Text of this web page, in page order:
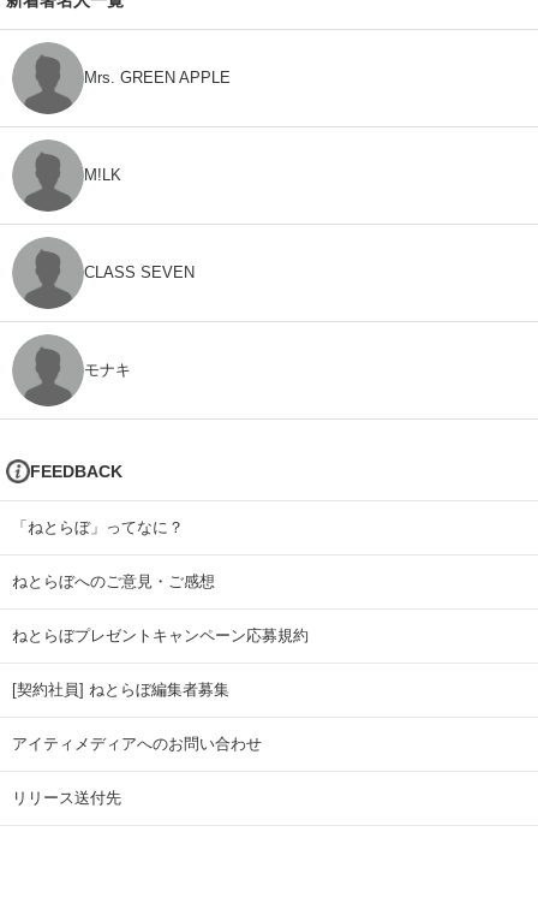
Mrs. GREEN APPLE
M!LK
CLASS SEVEN
モナキ
FEEDBACK
「ねとらぼ」ってなに？
ねとらぼへのご意見・ご感想
ねとらぼプレゼントキャンペーン応募規約
[契約社員] ねとらぼ編集者募集
アイティメディアへのお問い合わせ
リリース送付先